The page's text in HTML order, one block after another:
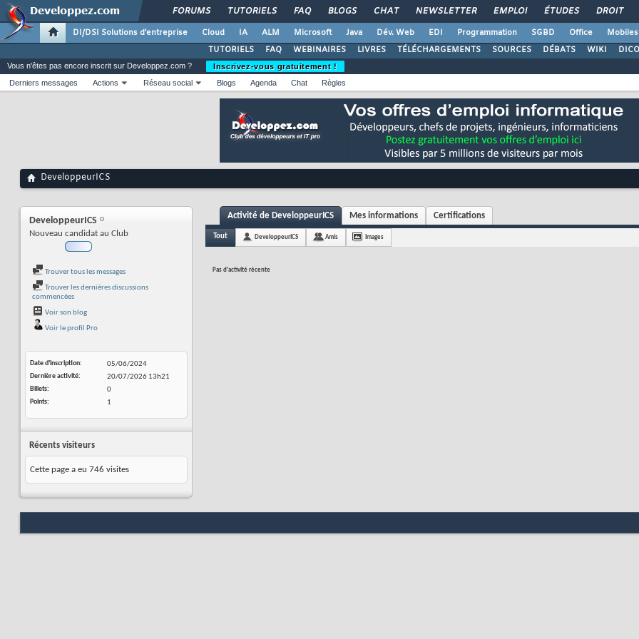
FORUMS TUTORIELS FAQ BLOGS CHAT NEWSLETTER EMPLOI ÉTUDES DROIT
DI/DSI Solutions d'entreprise Cloud IA ALM Microsoft Java Dév. Web EDI Programmation SGBD Office Mobiles
TUTORIELS
FAQ WEBINAIRES LIVRES TÉLÉCHARGEMENTS SOURCES DÉBATS WIKI DICO
Vous n'êtes pas encore inscrit sur Developpez.com ?
Inscrivez-vous gratuitement !
Derniers messages
Actions Réseau social Blogs Agenda Chat Règles
DeveloppeurICS
DeveloppeurICS
Nouveau candidat au Club
Trouver tous les messages
Trouver les dernières discussions
commencées
Voir son blog
Voir le profil Pro
Date d'inscription
05/06/2024
Dernière activité
20/07/2026 13h21
Billets
0
Points
1
Récents visiteurs
Cette page a eu 746 visites
Activité de DeveloppeurICS Mes informations Certifications
Tout DeveloppeurICS Amis Images
Pas d'activité récente